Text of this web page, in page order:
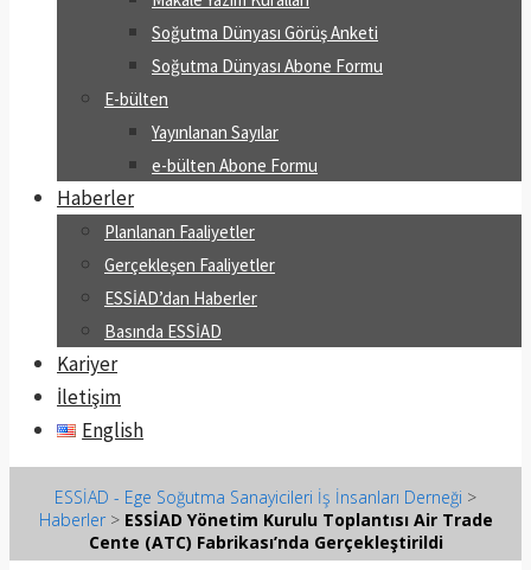
Soğutma Dünyası Görüş Anketi
Soğutma Dünyası Abone Formu
E-bülten
Yayınlanan Sayılar
e-bülten Abone Formu
Haberler
Planlanan Faaliyetler
Gerçekleşen Faaliyetler
ESSİAD’dan Haberler
Basında ESSİAD
Kariyer
İletişim
English
ESSİAD - Ege Soğutma Sanayicileri İş İnsanları Derneği >
Haberler> ESSİAD Yönetim Kurulu Toplantısı Air Trade
Cente (ATC) Fabrikası’nda Gerçekleştirildi